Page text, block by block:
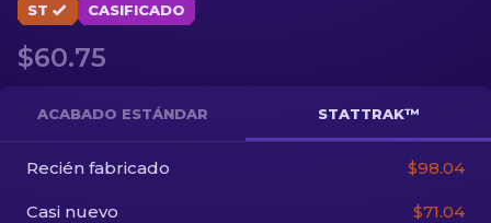
Cuchillos
ST CASIFICADO
$60.75
ACABADO ESTÁNDAR STATTRAK™
Recién fabricado $98.04
Casi nuevo $71.04